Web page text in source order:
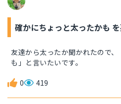
確かにちょっと太ったかも
友達から太ったか聞かれたので
も」と言いたいです。
0 419